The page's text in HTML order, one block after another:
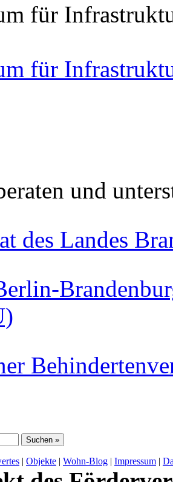
für
für
und
des Landes
| Objekte | Wohn-Blog | Impressum |